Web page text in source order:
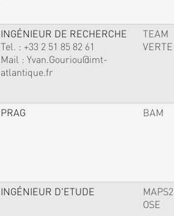
INGÉNIEUR DE RECHERCHE
Tel. : +33 2 51 85 82 61
Mail : Yvan.Gouriou@imt-
atlantique.fr
TEAM
VERTE
PRAG BAM
INGÉNIEUR D'ETUDE
MAPS2
OSE